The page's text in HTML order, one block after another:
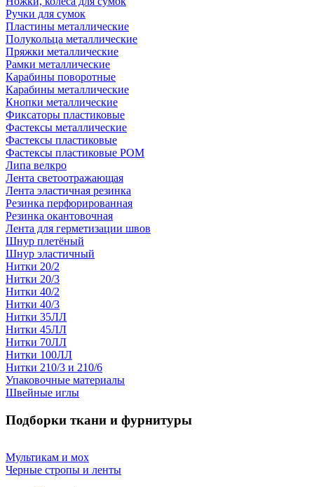
Ручки для сумок
Пластины металлические
Полукольца металлические
Пряжки металлические
Рамки металлические
Карабины поворотные
Карабины металлические
Кнопки металлические
Фиксаторы пластиковые
Фастексы металлические
Фастексы пластиковые
Фастексы пластиковые POM
Липа велкро
Лента светоотражающая
Лента эластичная резинка
Резинка перфорированная
Резинка окантовочная
Лента для герметизации швов
Шнур плетёный
Шнур эластичный
Нитки 20/2
Нитки 20/3
Нитки 40/2
Нитки 40/3
Нитки 35ЛЛ
Нитки 45ЛЛ
Нитки 70ЛЛ
Нитки 100ЛЛ
Нитки 210/3 и 210/6
Упаковочные материалы
Швейные иглы
Подборки ткани и фурнитуры
Мультикам и мох
Черные стропы и ленты